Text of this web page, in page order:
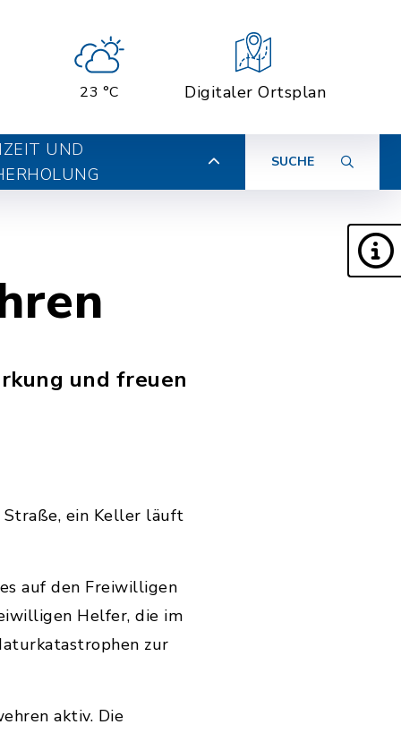
23 °C Digitaler Ortsplan
UND
SUCHE
und freuen
ein Keller läuft
auf den Freiwilligen
Helfer, die im
zur
aktiv. Die